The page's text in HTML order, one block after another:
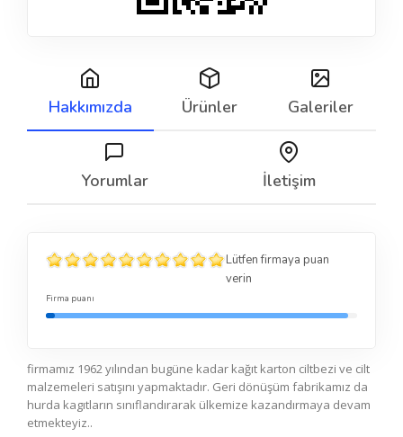
Hakkımızda Ürünler Galeriler
Yorumlar İletişim
Lütfen firmaya puan
verin
Firma puanı
firmamız 1962 yılından bugüne kadar kağıt karton ciltbezi ve cilt
malzemeleri satışını yapmaktadır. Geri dönüşüm fabrikamız da
hurda kagıtların sınıflandırarak ülkemize kazandırmaya devam
etmekteyiz..